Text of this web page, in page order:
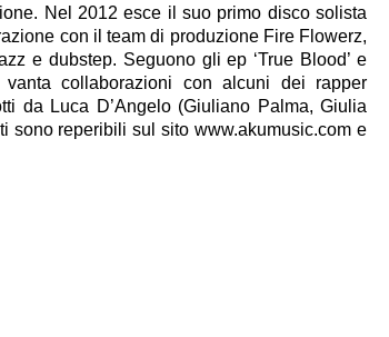
Nel 2012 esce il suo primo disco solista
con il team di produzione Fire Flowerz,
e dubstep. Seguono gli ep ‘True Blood’ e
vanta collaborazioni con alcuni dei rapper
da Luca D’Angelo (Giuliano Palma, Giulia
sono reperibili sul sito www.akumusic.com e